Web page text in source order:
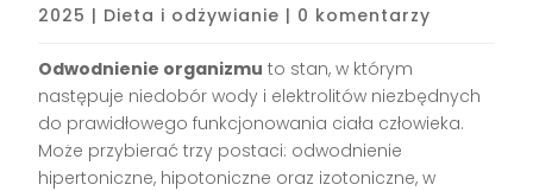
2025 | Dieta i odżywianie | 0 komentarzy
Odwodnienie organizmu to stan, w którym
następuje niedobór wody i elektrolitów niezbędnych
do prawidłowego funkcjonowania ciała człowieka.
Może przybierać trzy postaci: odwodnienie
hipertoniczne, hipotoniczne oraz izotoniczne, w